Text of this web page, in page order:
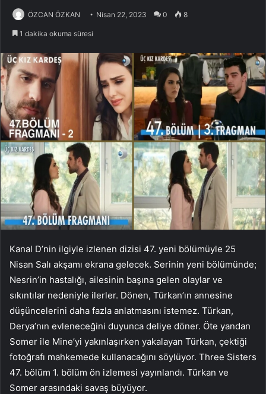
ÖZCAN ÖZKAN Nisan 22, 2023 0 8
1 dakika okuma süresi
Kanal D’nin ilgiyle izlenen dizisi 47. yeni bölümüyle 25
Nisan Salı akşamı ekrana gelecek. Serinin yeni bölümünde;
Nesrin’in hastalığı, ailesinin başına gelen olaylar ve
sıkıntılar nedeniyle ilerler. Dönen, Türkan’ın annesine
düşüncelerini daha fazla anlatmasını istemez. Türkan,
Derya’nın evleneceğini duyunca deliye döner. Öte yandan
Somer ile Mine’yi yakınlaşırken yakalayan Türkan, çektiği
fotoğrafı mahkemede kullanacağını söylüyor. Three Sisters
47. bölüm 1. bölüm ön izlemesi yayınlandı. Türkan ve
Somer arasındaki savaş büyüyor.